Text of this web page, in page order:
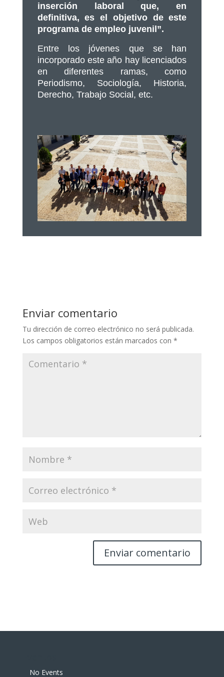
inserción laboral que, en
definitiva, es el objetivo de este
programa de empleo juvenil”.
Entre los jóvenes que se han
incorporado este año hay licenciados
en diferentes ramas, como
Periodismo, Sociología, Historia,
Derecho, Trabajo Social, etc.
Enviar comentario
Tu dirección de correo electrónico no será publicada.
Los campos obligatorios están marcados con *
No Events